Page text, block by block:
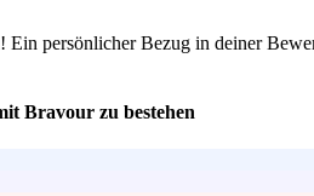
persönlicher Bezug in deiner
Bravour zu bestehen